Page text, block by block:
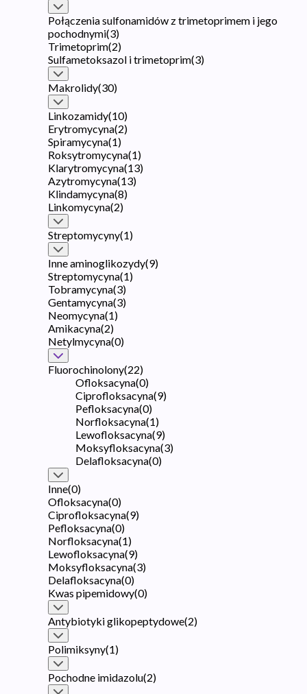
Połączenia sulfonamidów z trimetoprimem i jego
pochodnymi(3)
Trimetoprim(2)
Sulfametoksazol i trimetoprim(3)
Makrolidy(30)
Linkozamidy(10)
Erytromycyna(2)
Spiramycyna(1)
Roksytromycyna(1)
Klarytromycyna(13)
Azytromycyna(13)
Klindamycyna(8)
Linkomycyna(2)
Streptomycyny(1)
Inne aminoglikozydy(9)
Streptomycyna(1)
Tobramycyna(3)
Gentamycyna(3)
Neomycyna(1)
Amikacyna(2)
Netylmycyna(0)
Fluorochinolony(22)
Ofloksacyna(0)
Ciprofloksacyna(9)
Pefloksacyna(0)
Norfloksacyna(1)
Lewofloksacyna(9)
Moksyfloksacyna(3)
Delafloksacyna(0)
Inne(0)
Ofloksacyna(0)
Ciprofloksacyna(9)
Pefloksacyna(0)
Norfloksacyna(1)
Lewofloksacyna(9)
Moksyfloksacyna(3)
Delafloksacyna(0)
Kwas pipemidowy(0)
Antybiotyki glikopeptydowe(2)
Polimiksyny(1)
Pochodne imidazolu(2)